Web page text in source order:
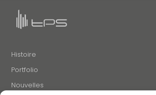
Histoire
Portfolio
Nouvelles